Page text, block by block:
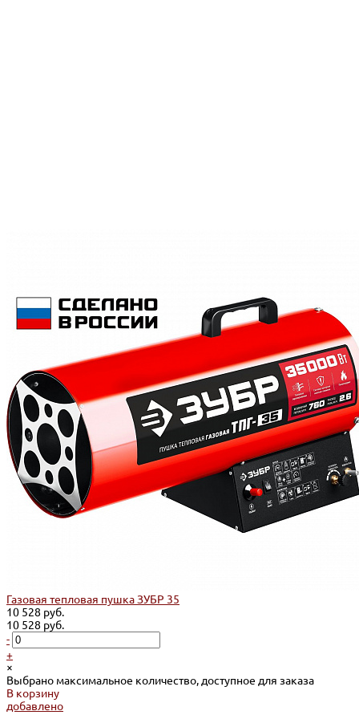
Газовая тепловая пушка ЗУБР 35
10 528 руб.
10 528 руб.
-
+
×
Выбрано максимальное количество, доступное для заказа
В корзину
добавлено